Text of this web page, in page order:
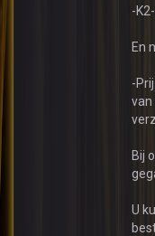
-
En
-
van
Bij
U